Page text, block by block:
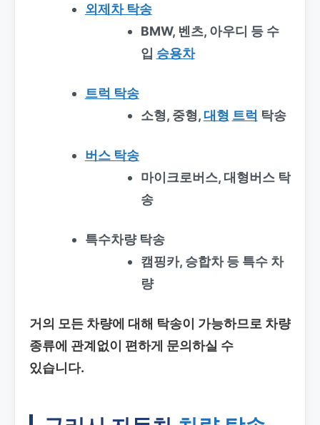
외제차 탁송
BMW, 벤츠, 아우디 등 수
입 승용차
트럭 탁송
소형, 중형, 대형 트럭 탁송
버스 탁송
마이크로버스, 대형버스 탁
송
특수차량 탁송
캠핑카, 승합차 등 특수 차
량
거의 모든 차량에 대해 탁송이 가능하므로 차량
종류에 관계없이 편하게 문의하실 수
있습니다.